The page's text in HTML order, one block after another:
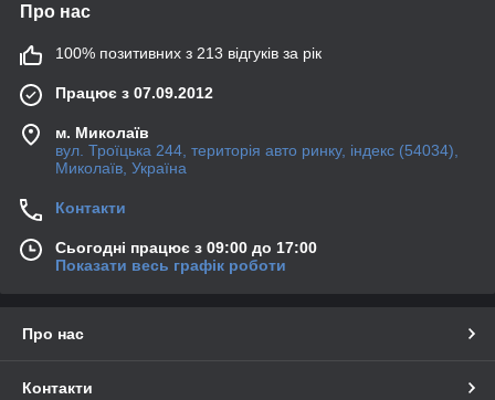
Про нас
100% позитивних з 213 відгуків за рік
Працює з 07.09.2012
м. Миколаїв
вул. Троїцька 244, територія авто ринку, індекс (54034),
Миколаїв, Україна
Контакти
Сьогодні працює з 09:00 до 17:00
Показати весь графік роботи
Про нас
Контакти